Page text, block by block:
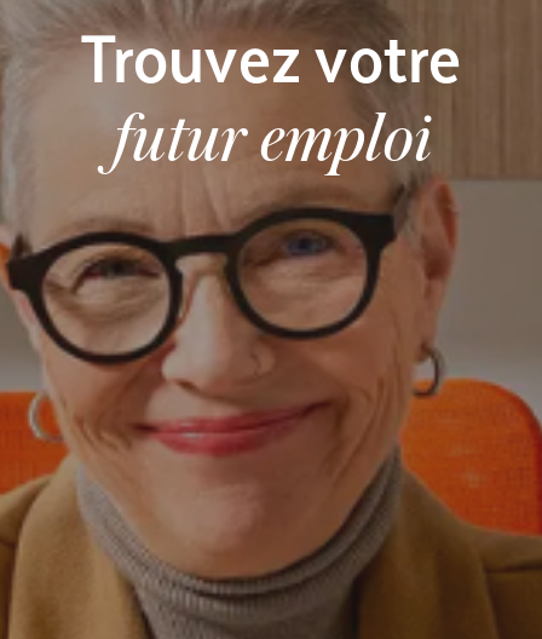
Trouvez votre
futur emploi